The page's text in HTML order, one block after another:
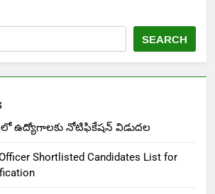
SEARCH
ఉద్యోగాలకు నోటిఫికేషన్ విడుదల
Shortlisted Candidates List for